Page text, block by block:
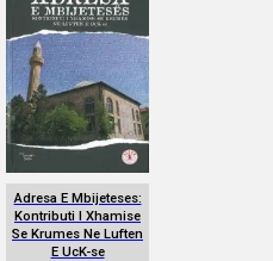
Adresa E Mbijeteses:
Kontributi I Xhamise
Se Krumes Ne Luften
E UcK-se